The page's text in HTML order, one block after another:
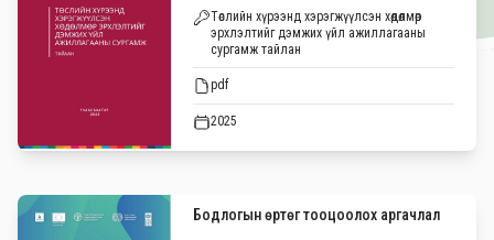
Төслийн хүрээнд хэрэгжүүлсэн хөдөлмөр
эрхлэлтийг дэмжих үйл ажиллагааны
сургамж тайлан
pdf
2025
Бодлогын өртөг тооцоолох аргачлал